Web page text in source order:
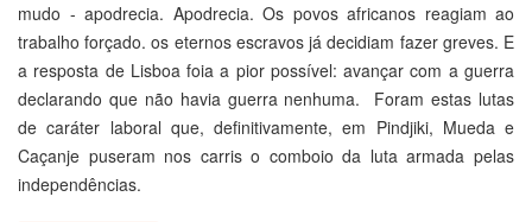
mudo - apodrecia. Apodrecia. Os povos africanos reagiam ao
trabalho forçado. os eternos escravos já decidiam fazer greves. E
a resposta de Lisboa foia a pior possível: avançar com a guerra
declarando que não havia guerra nenhuma. Foram estas lutas
de caráter laboral que, definitivamente, em Pindjiki, Mueda e
Caçanje puseram nos carris o comboio da luta armada pelas
independências.